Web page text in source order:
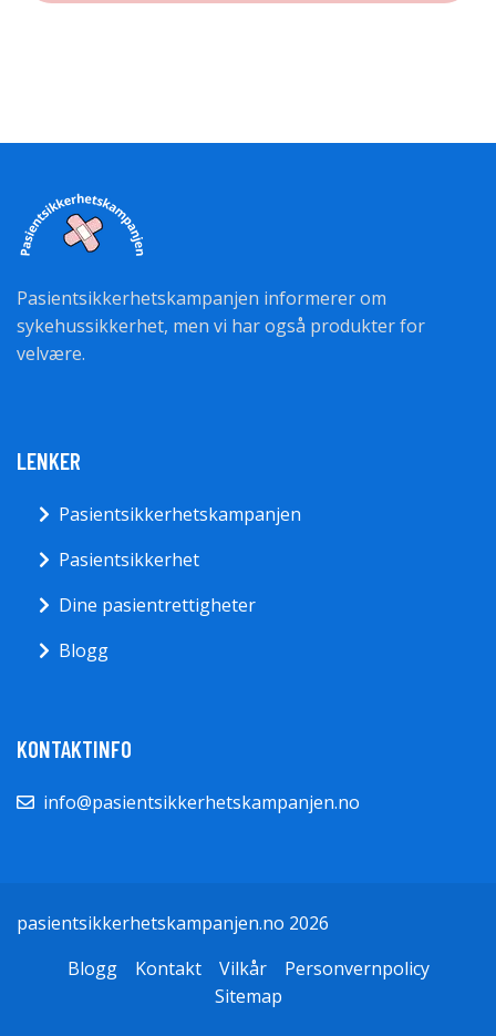
Pasientsikkerhetskampanjen informerer om
sykehussikkerhet, men vi har også produkter for
velvære.
LENKER
Pasientsikkerhetskampanjen
Pasientsikkerhet
Dine pasientrettigheter
Blogg
KONTAKTINFO
info@pasientsikkerhetskampanjen.no
pasientsikkerhetskampanjen.no 2026
Blogg
Kontakt Vilkår
Personvernpolicy
Sitemap